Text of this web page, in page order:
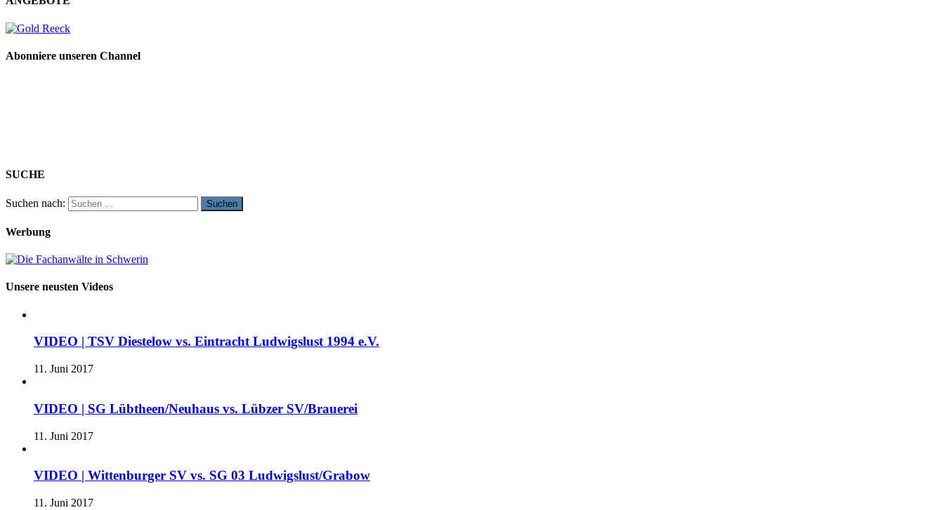
Abonniere unseren Channel
SUCHE
Suchen nach:
Werbung
Unsere neusten Videos
VIDEO | TSV Diestelow vs. Eintracht Ludwigslust 1994 e.V.
11. Juni 2017
VIDEO | SG Lübtheen/Neuhaus vs. Lübzer SV/Brauerei
11. Juni 2017
VIDEO | Wittenburger SV vs. SG 03 Ludwigslust/Grabow
11. Juni 2017